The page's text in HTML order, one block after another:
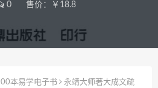
0 售价：￥18.8
本易学电子书
永靖大师著大成文疏